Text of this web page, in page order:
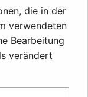
die in der
verwendeten
Bearbeitung
verändert